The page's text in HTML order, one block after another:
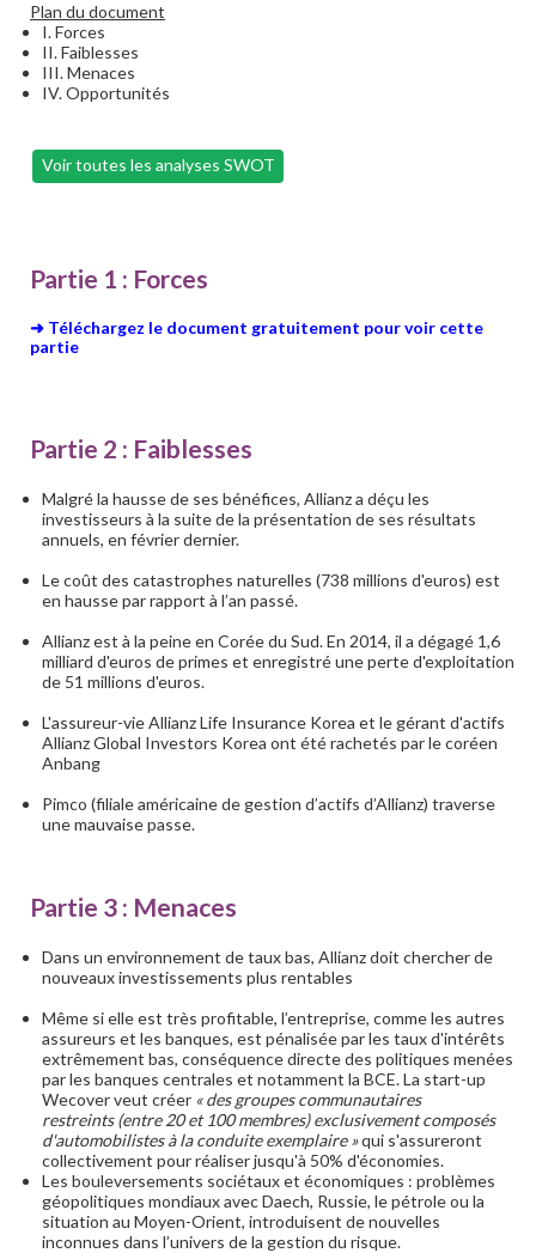
Plan du document
I. Forces
II. Faiblesses
III. Menaces
IV. Opportunités
Voir toutes les analyses SWOT
Partie 1 : Forces
➜ Téléchargez le document gratuitement pour voir cette
partie
Partie 2 : Faiblesses
Malgré la hausse de ses bénéfices, Allianz a déçu les
investisseurs à la suite de la présentation de ses résultats
annuels, en février dernier.
Le coût des catastrophes naturelles (738 millions d'euros) est
en hausse par rapport à l’an passé.
Allianz est à la peine en Corée du Sud. En 2014, il a dégagé 1,6
milliard d'euros de primes et enregistré une perte d'exploitation
de 51 millions d'euros.
L'assureur-vie Allianz Life Insurance Korea et le gérant d'actifs
Allianz Global Investors Korea ont été rachetés par le coréen
Anbang
Pimco (filiale américaine de gestion d’actifs d’Allianz) traverse
une mauvaise passe.
Partie 3 : Menaces
Dans un environnement de taux bas, Allianz doit chercher de
nouveaux investissements plus rentables
Même si elle est très profitable, l’entreprise, comme les autres
assureurs et les banques, est pénalisée par les taux d'intérêts
extrêmement bas, conséquence directe des politiques menées
par les banques centrales et notamment la BCE. La start-up
Wecover veut créer « des groupes communautaires
restreints(entre 20 et 100 membres) exclusivement composés
d'automobilistes à la conduite exemplaire »qui s'assureront
collectivement pour réaliser jusqu'à 50% d'économies.
Les bouleversements sociétaux et économiques : problèmes
géopolitiques mondiaux avec Daech, Russie, le pétrole ou la
situation au Moyen-Orient, introduisent de nouvelles
inconnues dans l’univers de la gestion du risque.